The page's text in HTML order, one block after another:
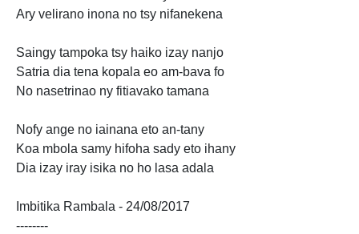
Ary velirano inona no tsy nifanekena
Saingy tampoka tsy haiko izay nanjo
Satria dia tena kopala eo am-bava fo
No nasetrinao ny fitiavako tamana
Nofy ange no iainana eto an-tany
Koa mbola samy hifoha sady eto ihany
Dia izay iray isika no ho lasa adala
Imbitika Rambala - 24/08/2017
--------